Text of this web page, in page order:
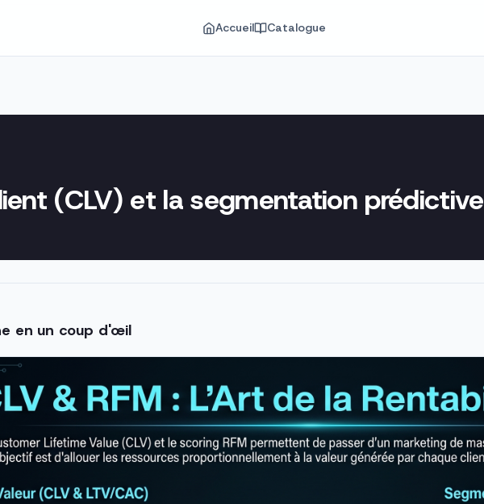
Accueil Catalogue
(CLV) et la segmentation prédictive
en un coup d'œil